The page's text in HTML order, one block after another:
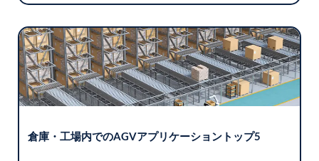
倉庫・工場内でのAGVアプリケーショントップ5